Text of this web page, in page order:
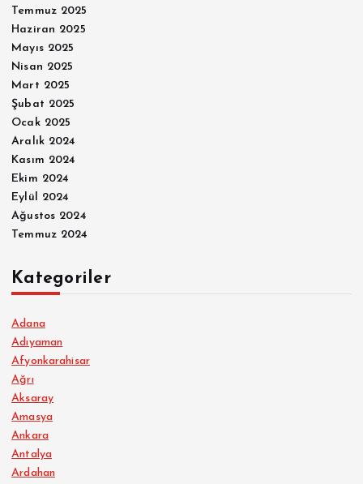
Temmuz 2025
Haziran 2025
Mayıs 2025
Nisan 2025
Mart 2025
Şubat 2025
Ocak 2025
Aralık 2024
Kasım 2024
Ekim 2024
Eylül 2024
Ağustos 2024
Temmuz 2024
Kategoriler
Adana
Adıyaman
Afyonkarahisar
Ağrı
Aksaray
Amasya
Ankara
Antalya
Ardahan